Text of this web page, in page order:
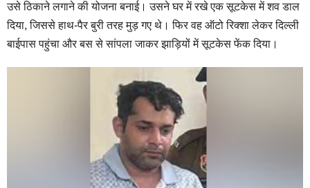
उसे ठिकाने लगाने की योजना बनाई। उसने घर में रखे एक सूटकेस में शव डाल
दिया, जिससे हाथ-पैर बुरी तरह मुड़ गए थे। फिर वह ऑटो रिक्शा लेकर दिल्ली
बाईपास पहुंचा और बस से सांपला जाकर झाड़ियों में सूटकेस फेंक दिया।